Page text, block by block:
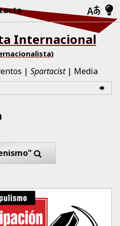
Internacional
Spartacist Media